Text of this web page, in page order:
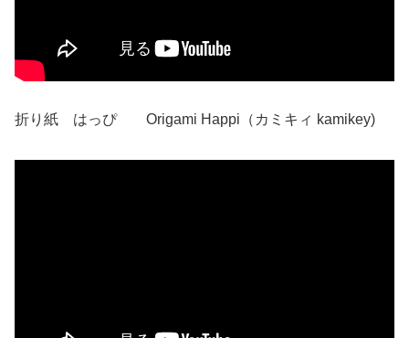
折り紙 はっぴ Origami Happi（カミキィ kamikey)